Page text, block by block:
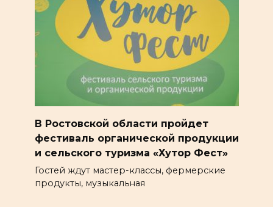
В Ростовской области пройдет
фестиваль органической продукции
и сельского туризма «Хутор Фест»
Гостей ждут мастер-классы, фермерские
продукты, музыкальная